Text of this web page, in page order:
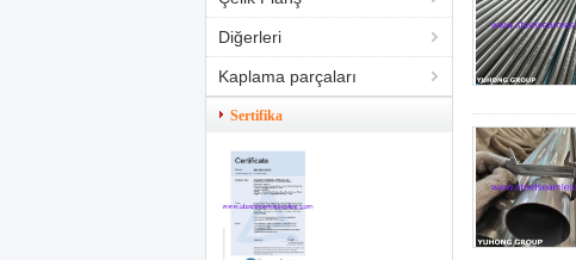
Diğerleri
Kaplama parçaları
Sertifika